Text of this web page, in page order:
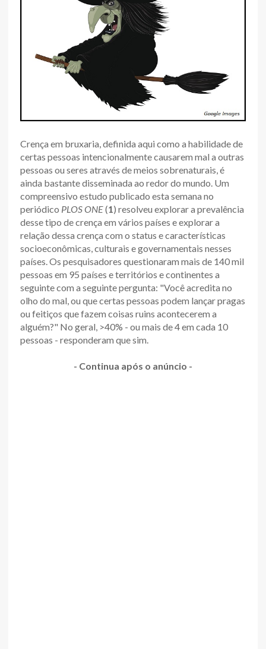
Crença em bruxaria, definida aqui como a habilidade de
certas pessoas intencionalmente causarem mal a outras
pessoas ou seres através de meios sobrenaturais, é
ainda bastante disseminada ao redor do mundo. Um
compreensivo estudo publicado esta semana no
periódico PLOS ONE(1) resolveu explorar a prevalência
desse tipo de crença em vários países e explorar a
relação dessa crença com o status e características
socioeconômicas, culturais e governamentais nesses
países. Os pesquisadores questionaram mais de 140 mil
pessoas em 95 países e territórios e continentes a
seguinte com a seguinte pergunta: "Você acredita no
olho do mal, ou que certas pessoas podem lançar pragas
ou feitiços que fazem coisas ruins acontecerem a
alguém?" No geral, >40% - ou mais de 4 em cada 10
pessoas - responderam que sim.
- Continua após o anúncio -